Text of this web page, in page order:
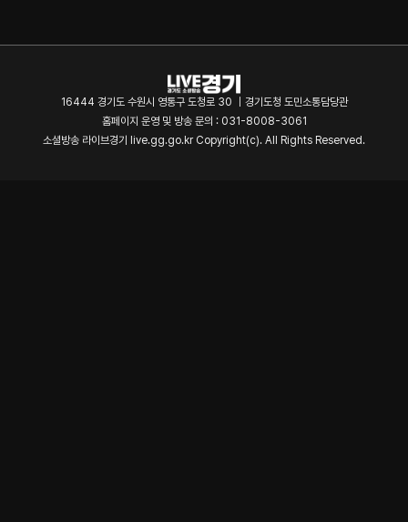
16444 경기도 수원시 영통구 도청로 30 ｜경기도청 도민소통담당관
홈페이지 운영 및 방송 문의 : 031-8008-3061
소셜방송 라이브경기 live.gg.go.kr Copyright(c). All Rights Reserved.